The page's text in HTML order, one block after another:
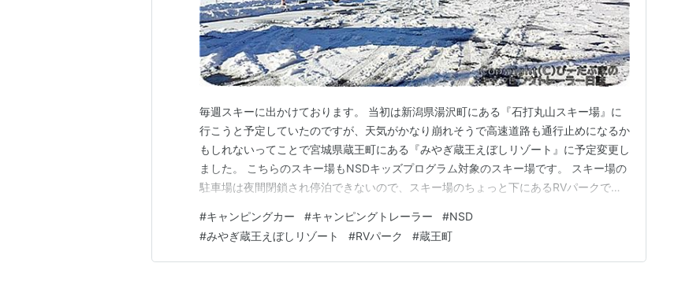
毎週スキーに出かけております。 当初は新潟県湯沢町にある『石打丸山スキー場』に
行こうと予定していたのですが、天気がかなり崩れそうで高速道路も通行止めになるか
もしれないってことで宮城県蔵王町にある『みやぎ蔵王えぼしリゾート』に予定変更し
ました。 こちらのスキー場もNSDキッズプログラム対象のスキー場です。 スキー場の
駐車場は夜間閉鎖され停泊できないので、スキー場のちょっと下にあるRVパークで停
Ｖパーク www.kurumatabi.com くるま旅倶楽部会員ならチェックインからチェックア
ウトタイムを24時間…
#キャンピングカー #キャンピングトレーラー #NSD
#みやぎ蔵王えぼしリゾート #RVパーク #蔵王町